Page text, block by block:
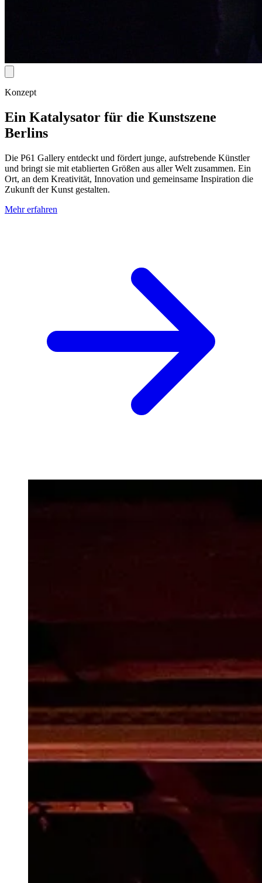
Konzept
Ein Katalysator für die Kunstszene
Berlins
Die P61 Gallery entdeckt und fördert junge, aufstrebende Künstler
und bringt sie mit etablierten Größen aus aller Welt zusammen. Ein
Ort, an dem Kreativität, Innovation und gemeinsame Inspiration die
Zukunft der Kunst gestalten.
Mehr erfahren